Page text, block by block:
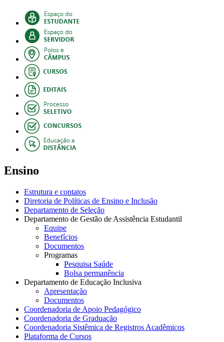
Ensino
Estrutura e contatos
Diretoria de Políticas de Ensino e Inclusão
Departamento de Seleção
Departamento de Gestão de Assistência Estudantil
Equipe
Benefícios
Documentos
Programas
Pesquisa Saúde
Bolsa permanência
Departamento de Educação Inclusiva
Apresentação
Documentos
Coordenadoria de Apoio Pedagógico
Coordenadoria de Graduação
Coordenadoria Sistêmica de Registros Acadêmicos
Plataforma de Cursos